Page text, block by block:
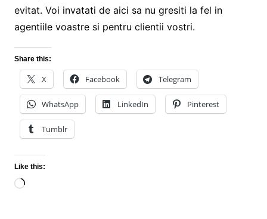
evitat. Voi invatati de aici sa nu gresiti la fel in
agentiile voastre si pentru clientii vostri.
Share this:
X Facebook Telegram
WhatsApp LinkedIn Pinterest
Tumblr
Like this:
Loading…